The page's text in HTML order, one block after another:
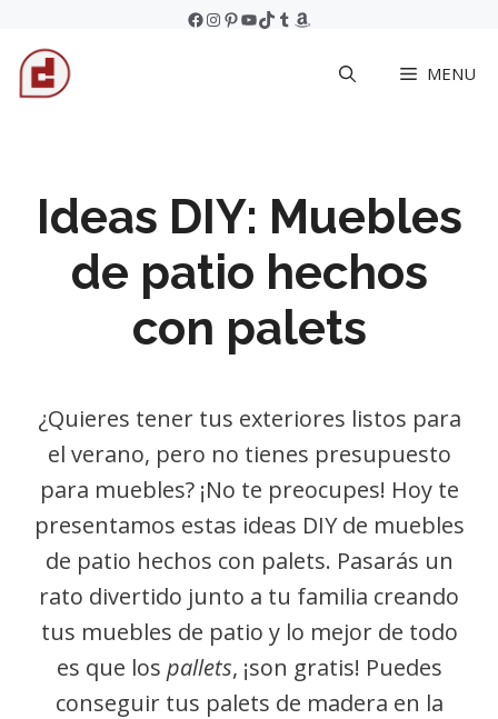
content
Facebook
Instagram
Pinterest
YouTube
TikTok
Tumblr
Amazon
MENU
Ideas DIY: Muebles
de patio hechos
con palets
¿Quieres tener tus exteriores listos para
el verano, pero no tienes presupuesto
para muebles? ¡No te preocupes! Hoy te
presentamos estas ideas DIY de muebles
de patio hechos con palets. Pasarás un
rato divertido junto a tu familia creando
tus muebles de patio y lo mejor de todo
es que los pallets, ¡son gratis! Puedes
conseguir tus palets de madera en la